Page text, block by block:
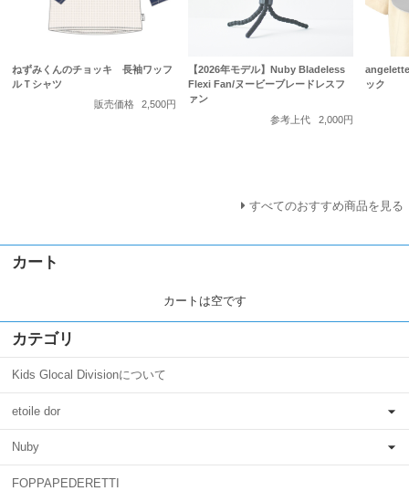
ねずみくんのチョッキ 長袖ワッフ
ルＴシャツ
販売価格
2,500円
【2026年モデル】Nuby Bladeless
Flexi Fan/ヌービーブレードレスフ
ァン
参考上代
2,000円
ック
すべてのおすすめ商品を見る
カート
カートは空です
カテゴリ
Kids Glocal Divisionについて
etoile dor
Nuby
FOPPAPEDERETTI